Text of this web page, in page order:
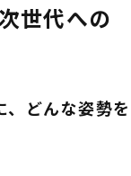
世代への
、どんな姿勢を